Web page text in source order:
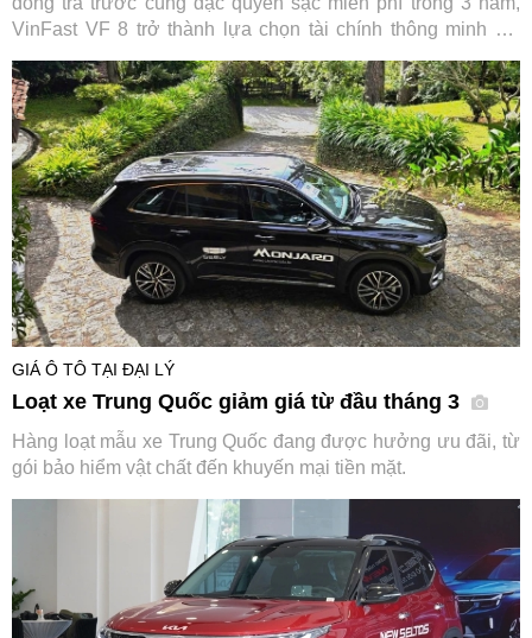
VinFast VF 8 trở thành lựa chọn tài chính thông minh khi
vòng đời xe.
GIÁ Ô TÔ TẠI ĐẠI LÝ
Loạt xe Trung Quốc giảm giá từ đầu tháng 3
Hàng loạt mẫu xe Trung Quốc đang được hưởng ưu đãi, từ
gói bảo hiểm vật chất đến khuyến mại tiền mặt.